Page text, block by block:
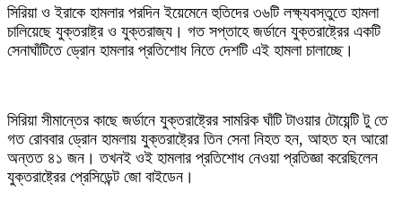
সিরিয়া ও ইরাকে হামলার পরদিন ইয়েমেনে হুতিদের ৩৬টি লক্ষ্যবস্তুতে হামলা
চালিয়েছে যুক্তরাষ্ট্র ও যুক্তরাজ্য। গত সপ্তাহে জর্ডানে যুক্তরাষ্ট্রের একটি
সেনাঘাঁটিতে ড্রোন হামলার প্রতিশোধ নিতে দেশটি এই হামলা চালাচ্ছে।
সিরিয়া সীমান্তের কাছে জর্ডানে যুক্তরাষ্ট্রের সামরিক ঘাঁটি টাওয়ার টোয়েন্টি টু তে
গত রোববার ড্রোন হামলায় যুক্তরাষ্ট্রের তিন সেনা নিহত হন, আহত হন আরো
অন্তত ৪১ জন। তখনই ওই হামলার প্রতিশোধ নেওয়া প্রতিজ্ঞা করেছিলেন
যুক্তরাষ্ট্রের প্রেসিডেন্ট জো বাইডেন।